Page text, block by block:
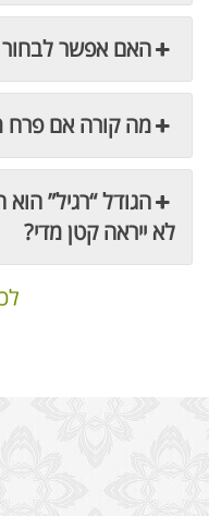
האם אפשר
מה קורה אם פרח
הגודל “רגיל”
לא ייראה קטן מדי?